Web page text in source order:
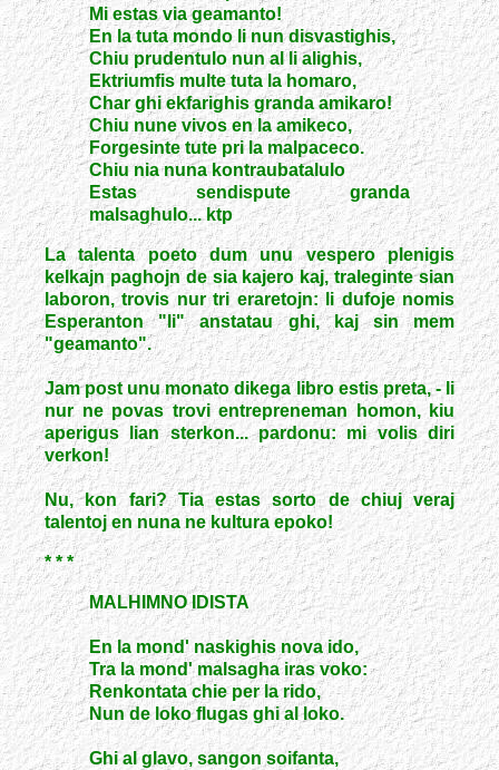
Mi estas via geamanto!
En la tuta mondo li nun disvastighis,
Chiu prudentulo nun al li alighis,
Ektriumfis multe tuta la homaro,
Char ghi ekfarighis granda amikaro!
Chiu nune vivos en la amikeco,
Forgesinte tute pri la malpaceco.
Chiu nia nuna kontraubatalulo
Estas sendispute granda
malsaghulo... ktp
La talenta poeto dum unu vespero plenigis
kelkajn paghojn de sia kajero kaj, traleginte sian
laboron, trovis nur tri eraretojn: li dufoje nomis
Esperanton "li" anstatau ghi, kaj sin mem
"geamanto".
Jam post unu monato dikega libro estis preta, - li
nur ne povas trovi entrepreneman homon, kiu
aperigus lian sterkon... pardonu: mi volis diri
verkon!
Nu, kon fari? Tia estas sorto de chiuj veraj
talentoj en nuna ne kultura epoko!
* * *
MALHIMNO IDISTA
En la mond' naskighis nova ido,
Tra la mond' malsagha iras voko:
Renkontata chie per la rido,
Nun de loko flugas ghi al loko.
Ghi al glavo, sangon soifanta,